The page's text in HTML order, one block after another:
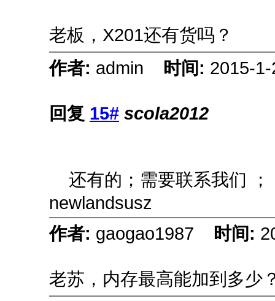
老板，X201还有货吗？
作者: admin 时间: 2015-
回复 15# scola2012
还有的；需要联系我们
newlandsusz
作者: gaogao1987 时间:
老苏，内存最高能加到多少